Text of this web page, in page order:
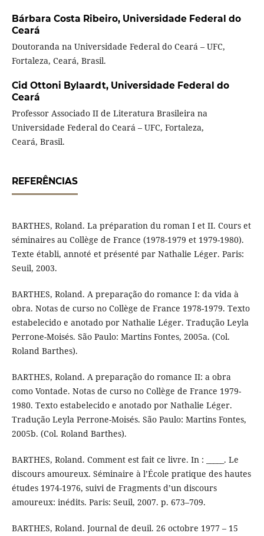
Bárbara Costa Ribeiro, Universidade Federal do
Ceará
Doutoranda na Universidade Federal do Ceará – UFC,
Fortaleza, Ceará, Brasil.
Cid Ottoni Bylaardt, Universidade Federal do
Ceará
Professor Associado II de Literatura Brasileira na
Universidade Federal do Ceará – UFC, Fortaleza,
Ceará, Brasil.
REFERÊNCIAS
BARTHES, Roland. La préparation du roman I et II. Cours et
séminaires au Collège de France (1978-1979 et 1979-1980).
Texte établi, annoté et présenté par Nathalie Léger. Paris:
Seuil, 2003.
BARTHES, Roland. A preparação do romance I: da vida à
obra. Notas de curso no Collège de France 1978-1979. Texto
estabelecido e anotado por Nathalie Léger. Tradução Leyla
Perrone-Moisés. São Paulo: Martins Fontes, 2005a. (Col.
Roland Barthes).
BARTHES, Roland. A preparação do romance II: a obra
como Vontade. Notas de curso no Collège de France 1979-
1980. Texto estabelecido e anotado por Nathalie Léger.
Tradução Leyla Perrone-Moisés. São Paulo: Martins Fontes,
2005b. (Col. Roland Barthes).
BARTHES, Roland. Comment est fait ce livre. In : _____. Le
discours amoureux. Séminaire à l’École pratique des hautes
études 1974-1976, suivi de Fragments d’un discours
amoureux: inédits. Paris: Seuil, 2007. p. 673–709.
BARTHES, Roland. Journal de deuil. 26 octobre 1977 – 15